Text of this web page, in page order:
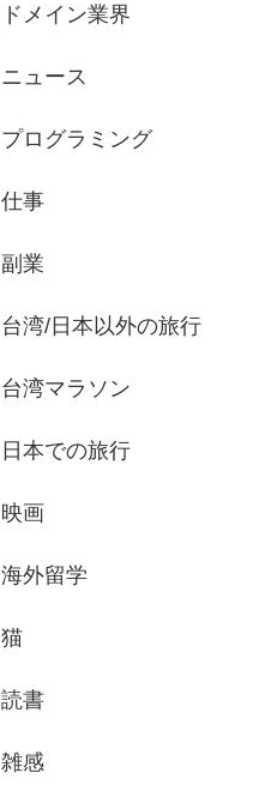
ドメイン業界
ニュース
プログラミング
仕事
副業
台湾/日本以外の旅行
台湾マラソン
日本での旅行
映画
海外留学
猫
読書
雑感